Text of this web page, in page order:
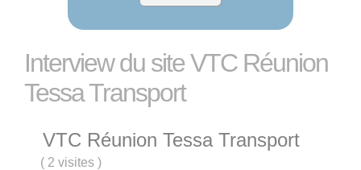
Interview du site VTC Réunion
Tessa Transport
VTC Réunion Tessa Transport
( 2 visites)